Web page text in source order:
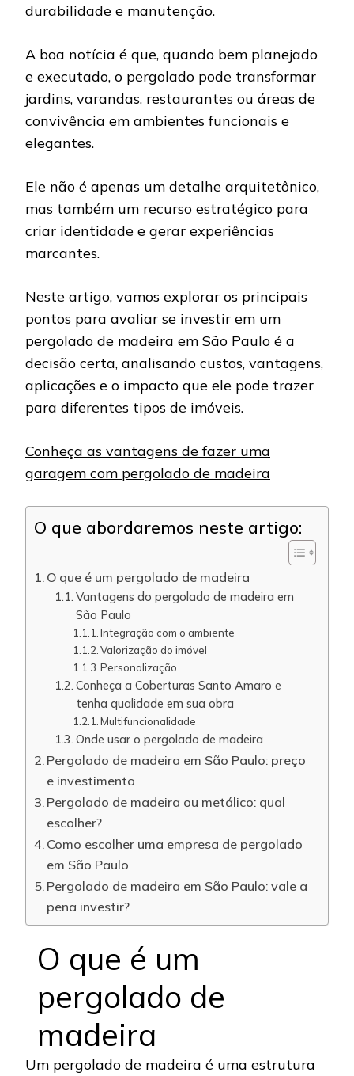
durabilidade e manutenção.
A boa notícia é que, quando bem planejado
e executado, o pergolado pode transformar
jardins, varandas, restaurantes ou áreas de
convivência em ambientes funcionais e
elegantes.
Ele não é apenas um detalhe arquitetônico,
mas também um recurso estratégico para
criar identidade e gerar experiências
marcantes.
Neste artigo, vamos explorar os principais
pontos para avaliar se investir em um
pergolado de madeira em São Paulo é a
decisão certa, analisando custos, vantagens,
aplicações e o impacto que ele pode trazer
para diferentes tipos de imóveis.
Conheça as vantagens de fazer uma
garagem com pergolado de madeira
O que abordaremos neste artigo:
O que é um pergolado de madeira
Vantagens do pergolado de madeira em
São Paulo
Integração com o ambiente
Valorização do imóvel
Personalização
Conheça a Coberturas Santo Amaro e
tenha qualidade em sua obra
Multifuncionalidade
Onde usar o pergolado de madeira
Pergolado de madeira em São Paulo: preço
e investimento
Pergolado de madeira ou metálico: qual
escolher?
Como escolher uma empresa de pergolado
em São Paulo
Pergolado de madeira em São Paulo: vale a
pena investir?
O que é um
pergolado de
madeira
Um pergolado de madeira é uma estrutura